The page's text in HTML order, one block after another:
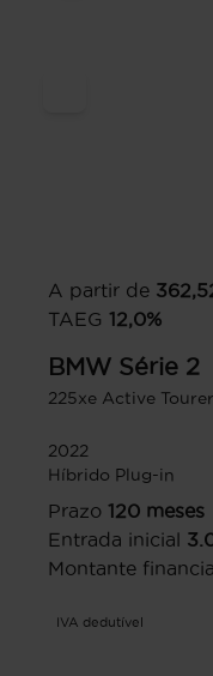
A partir de
TAEG 12,0%
BMW Série 2
225xe Active
2022
Híbrido Plug-in
Prazo 120 meses
Entrada inicial
Montante
IVA dedutível